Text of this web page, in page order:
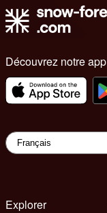
Découvrez notre app
Explorer